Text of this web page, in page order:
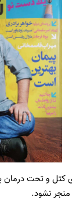
کتل و تحت
منجر نشود.